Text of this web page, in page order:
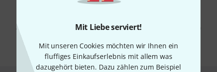
Mit Liebe serviert!
Mit unseren Cookies möchten wir Ihnen ein
fluffiges Einkaufserlebnis mit allem was
dazugehört bieten. Dazu zählen zum Beispiel
Abmeldung ist jederzeit möglich. Weitere Informationen finden Sie in
* Pflichtfeld